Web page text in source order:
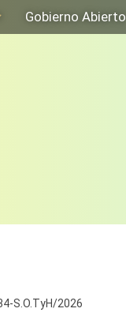
Gobierno Abierto